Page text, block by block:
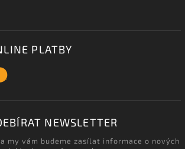
PLATBY
NEWSLETTER
my vám budeme zasílat informace o nových